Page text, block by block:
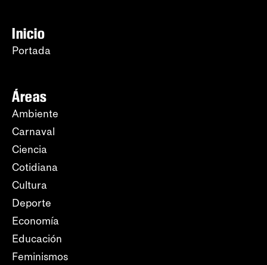
Inicio
Portada
Áreas
Ambiente
Carnaval
Ciencia
Cotidiana
Cultura
Deporte
Economía
Educación
Feminismos